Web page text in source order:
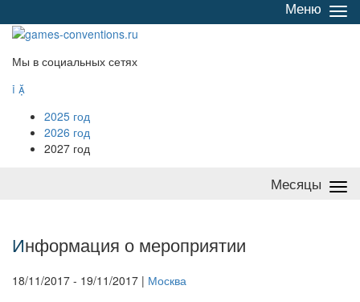
/
Меню
Мы в социальных сетях
 
2025 год
2026 год
2027 год
Месяцы
Информация о мероприятии
18/11/2017 - 19/11/2017 | Москва